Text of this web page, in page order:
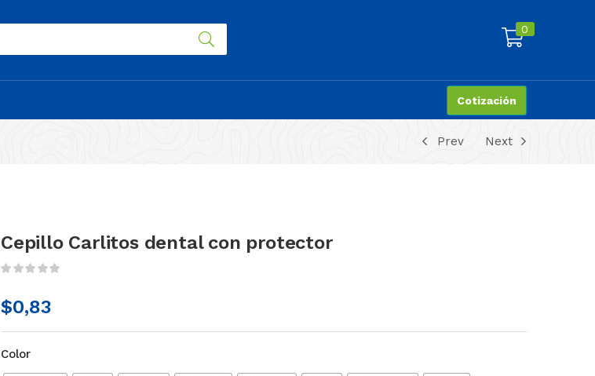
0
Cotización
Prev Next
Cepillo Carlitos dental con protector
$0,83
Color